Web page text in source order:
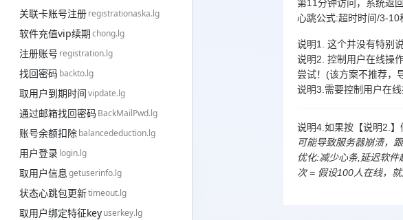
关联卡账号注册registrationaska.lg
软件充值vip续期chong.lg
注册账号 registration.lg
找回密码backto.lg
取用户到期时间vipdate.lg
通过邮箱找回密码BackMailPwd.lg
账号余额扣除balancededuction.lg
用户登录login.lg
取用户信息getuserinfo.lg
状态心跳包更新timeout.lg
取用户绑定特征keyuserkey.lg
第11分钟访问，系统返
心跳公式:超时时间/3-10
说明1. 这个并没有特别
说明2. 控制用户在线操
尝试！(该方案不推荐，
说明3.需要控制用户在
说明4.如果按【说明2.
可能导致服务器崩溃，
优化:减少心条,延迟软
次 = 假设100人在线，